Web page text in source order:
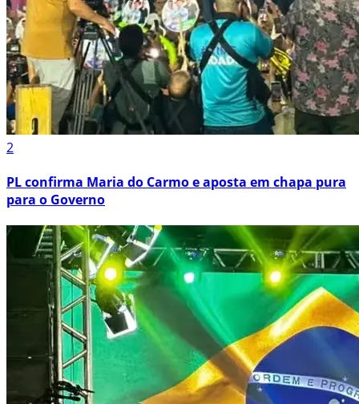
2
PL confirma Maria do Carmo e aposta em chapa pura
para o Governo